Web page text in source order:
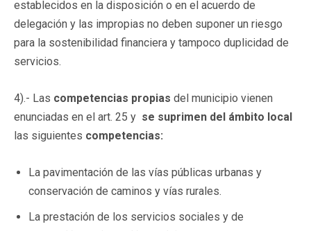
establecidos en la disposición o en el acuerdo de
delegación y las impropias no deben suponer un riesgo
para la sostenibilidad financiera y tampoco duplicidad de
servicios.
4).- Las competencias propias del municipio vienen
enunciadas en el art. 25 y se suprimen del ámbito local
las siguientes competencias:
La pavimentación de las vías públicas urbanas y
conservación de caminos y vías rurales.
La prestación de los servicios sociales y de